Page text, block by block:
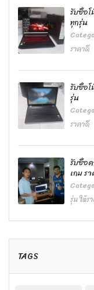
รับซื้อ
ทุกรุ่น
ราคาดี
รับซื้อ
รุ่น
ราคาดี
รับซื้อ
เกม ร
รุ่น ให้ร
TAGS